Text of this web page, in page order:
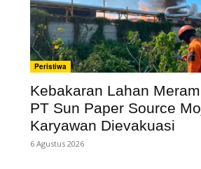
Peristiwa
Kebakaran Lahan
PT Sun Paper Source
Karyawan Dievakuasi
6 Agustus 2026